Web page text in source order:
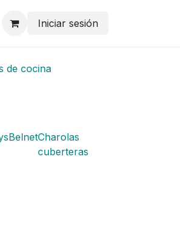
Iniciar sesión
de cocina
BelnetCharolas
cuberteras